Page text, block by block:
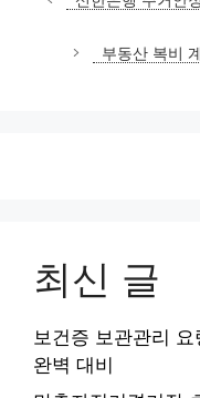
부동산 복비
최신 글
보건증 보관관리
완벽 대비